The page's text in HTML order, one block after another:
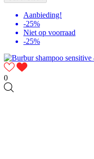
Aanbieding!
-25%
Niet op voorraad
-25%
0